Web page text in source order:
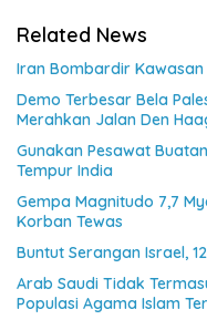
Related News
Iran Bombardir
Demo Terbesar Bela
Merahkan Jalan Den
Gunakan Pesawat
Tempur India
Gempa Magnitudo 7,7
Korban Tewas
Buntut Serangan Israel,
Arab Saudi Tidak
Populasi Agama Islam